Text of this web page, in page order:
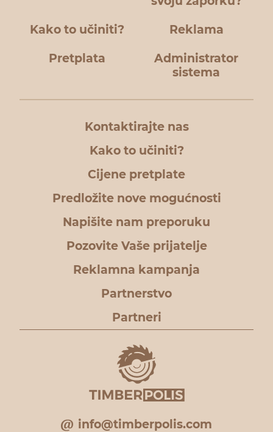
Kako to učiniti? Reklama
Pretplata
Administrator
sistema
Kontaktirajte nas
Kako to učiniti?
Cijene pretplate
Predložite nove mogućnosti
Napišite nam preporuku
Pozovite Vaše prijatelje
Reklamna kampanja
Partnerstvo
Partneri
info@timberpolis.com